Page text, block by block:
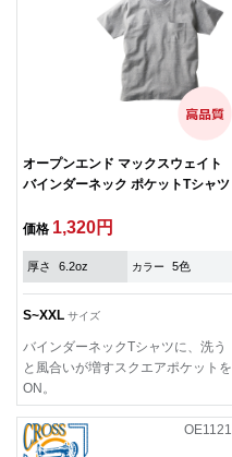
オープンエンド マックスウェイト
バインダーネック ポケットTシャツ
価格 1,320円
厚さ 6.2oz カラー 5色
S~XXL サイズ
バインダーネックTシャツに、洗う
と風合いが増すスクエアポケットを
ON。
OE1121